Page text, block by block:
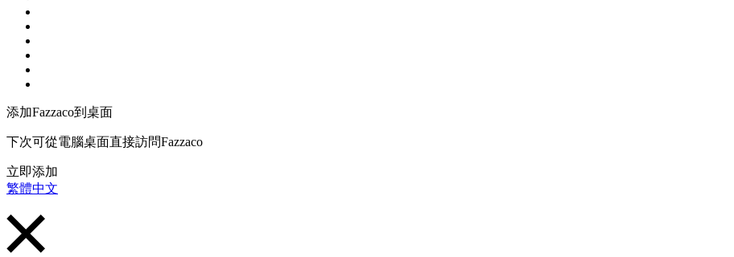
添加Fazzaco到桌面
下次可從電腦桌面直接訪問Fazzaco
立即添加
繁體中文